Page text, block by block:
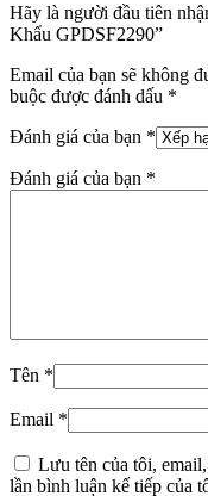
Hãy là người đầu tiên
Khẩu GPDSF2290”
Email của bạn sẽ không
buộc được đánh dấu *
Đánh giá của bạn *
Đánh giá của bạn *
Tên *
Email *
Lưu tên của tôi,
lần bình luận kế tiếp của